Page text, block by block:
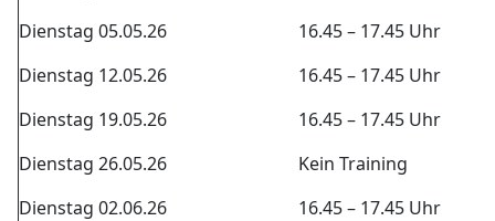
Dienstag 05.05.26
16.45 – 17.45 Uhr
Dienstag 12.05.26
16.45 – 17.45 Uhr
Dienstag 19.05.26
16.45 – 17.45 Uhr
Dienstag 26.05.26
Kein Training
Dienstag 02.06.26
16.45 – 17.45 Uhr